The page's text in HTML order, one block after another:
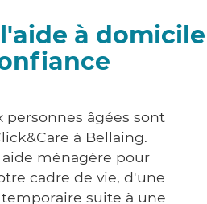
à domicile
personnes âgées sont
à Bellaing.
ménagère pour
cadre de vie, d'une
suite à une